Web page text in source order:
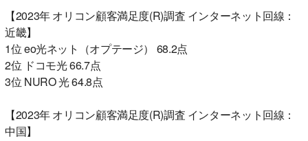
【2023年 オリコン顧客満足度(R)調査 インターネット回線：
近畿】
1位 eo光ネット（オプテージ） 68.2点
2位 ドコモ光 66.7点
3位 NURO 光 64.8点
【2023年 オリコン顧客満足度(R)調査 インターネット回線：
中国】